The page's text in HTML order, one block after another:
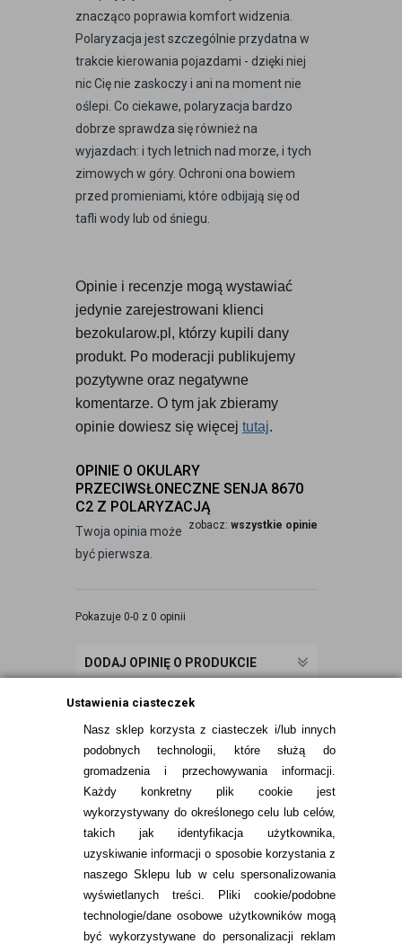
Ustawienia ciasteczek
Nasz sklep korzysta z ciasteczek i/lub innych
podobnych technologii, które służą do
gromadzenia i przechowywania informacji.
Każdy konkretny plik cookie jest
wykorzystywany do określonego celu lub celów,
takich jak identyfikacja użytkownika,
uzyskiwanie informacji o sposobie korzystania z
naszego Sklepu lub w celu spersonalizowania
wyświetlanych treści.
Pliki cookie/podobne
technologie/dane osobowe użytkowników mogą
być wykorzystywane do personalizacji reklam
znacząco poprawia komfort widzenia.
Polaryzacja jest szczególnie przydatna w
trakcie kierowania pojazdami - dzięki niej
nic Cię nie zaskoczy i ani na moment nie
oślepi. Co ciekawe, polaryzacja bardzo
dobrze sprawdza się również na
wyjazdach: i tych letnich nad morze, i tych
zimowych w góry. Ochroni ona bowiem
przed promieniami, które odbijają się od
tafli wody lub od śniegu.
Opinie i recenzje mogą wystawiać
jedynie zarejestrowani klienci
bezokularow.pl, którzy kupili dany
produkt. Po moderacji publikujemy
pozytywne oraz negatywne
komentarze. O tym jak zbieramy
opinie dowiesz się więcej tutaj.
OPINIE O OKULARY
PRZECIWSŁONECZNE SENJA 8670
C2 Z POLARYZACJĄ
zobacz: wszystkie opinie
Twoja opinia może
być pierwsza.
Pokazuje 0-0 z 0 opinii
DODAJ OPINIĘ O PRODUKCIE
INFORMACJE KONTAKTOWE
JAK ZAMAWIAĆ?